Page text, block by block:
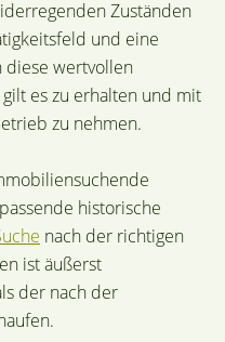
Zuständen
und eine
diese wertvollen
es zu erhalten und mit
zu nehmen.
historische
nach der richtigen
ist äußerst
der nach der